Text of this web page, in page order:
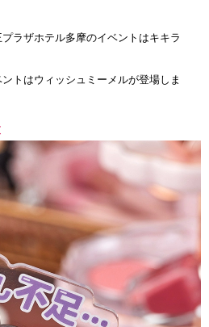
ラザホテル多摩のイベントはキキラ
トはウィッシュミーメルが登場しま